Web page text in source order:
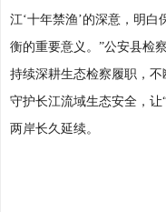
江‘十年禁渔’的深意，明
衡的重要意义。”公安县检
持续深耕生态检察履职，
守护长江流域生态安全，
两岸长久延续。